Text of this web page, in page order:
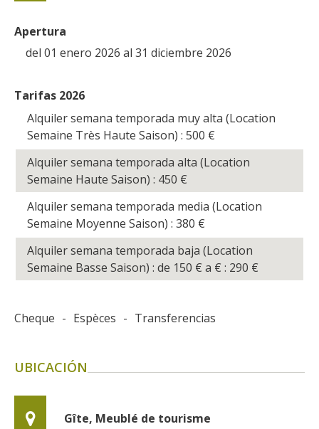
Apertura
del 01 enero 2026 al 31 diciembre 2026
Tarifas 2026
Alquiler semana temporada muy alta (Location
Semaine Très Haute Saison) : 500 €
Alquiler semana temporada alta (Location
Semaine Haute Saison) : 450 €
Alquiler semana temporada media (Location
Semaine Moyenne Saison) : 380 €
Alquiler semana temporada baja (Location
Semaine Basse Saison) : de 150 € a € : 290 €
Cheque - Espèces - Transferencias
UBICACIÓN
Gîte, Meublé de tourisme